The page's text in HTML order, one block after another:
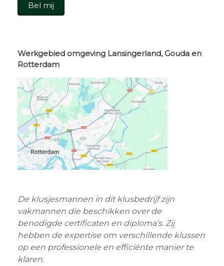
Bel mij
Werkgebied omgeving Lansingerland, Gouda en
Rotterdam
De klusjesmannen in dit klusbedrijf zijn
vakmannen die beschikken over de
benodigde certificaten en diploma’s. Zij
hebben de expertise om verschillende klussen
op een professionele en efficiënte manier te
klaren.